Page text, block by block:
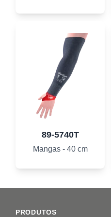
89-5740T
Mangas - 40 cm
PRODUTOS